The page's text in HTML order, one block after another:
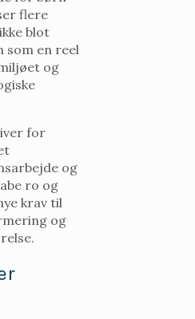
flere
blot
som en reel
og
for
og
ro og
krav til
og